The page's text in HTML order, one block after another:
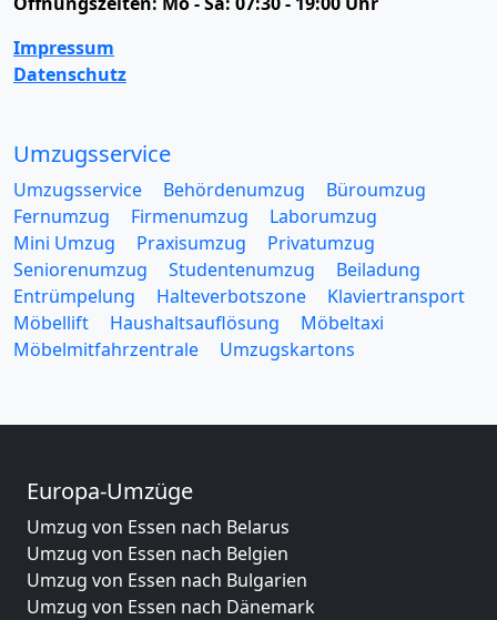
Impressum
Datenschutz
Umzugsservice
Umzugsservice Behördenumzug
Büroumzug
Fernumzug
Firmenumzug
Laborumzug
Mini Umzug
Praxisumzug
Privatumzug
Seniorenumzug
Studentenumzug
Beiladung
Entrümpelung
Halteverbotszone
Klaviertransport
Möbellift
Haushaltsauflösung
Möbeltaxi
Möbelmitfahrzentrale
Umzugskartons
Europa-Umzüge
Umzug von Essen nach Belarus
Umzug von Essen nach Belgien
Umzug von Essen nach Bulgarien
Umzug von Essen nach Dänemark